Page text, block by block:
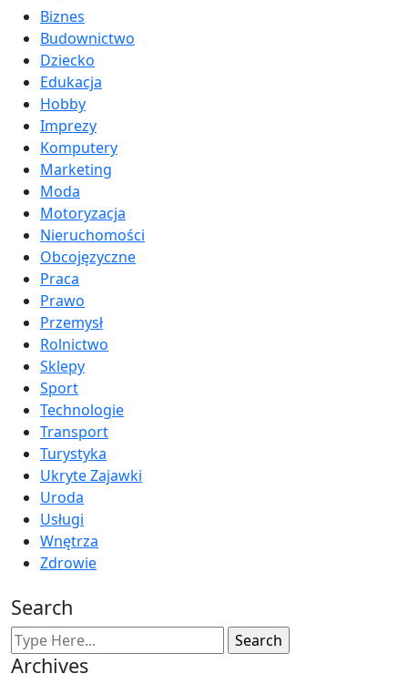
Biznes
Budownictwo
Dziecko
Edukacja
Hobby
Imprezy
Komputery
Marketing
Moda
Motoryzacja
Nieruchomości
Obcojęzyczne
Praca
Prawo
Przemysł
Rolnictwo
Sklepy
Sport
Technologie
Transport
Turystyka
Ukryte Zajawki
Uroda
Usługi
Wnętrza
Zdrowie
Search
Archives